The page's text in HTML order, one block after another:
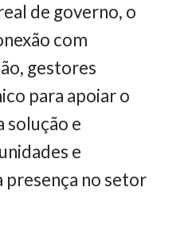
de governo, o
com
gestores
para apoiar o
solução e
e
presença no setor